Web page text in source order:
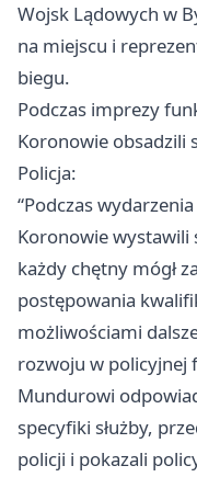
Wojsk Lądowych w
na miejscu i
biegu.
Podczas imprezy
Koronowie obsadzili
Policja:
“Podczas
Koronowie
każdy chętny mógł
postępowania
możliwościami
rozwoju w policyjnej
Mundurowi
specyfiki służby,
policji i pokazali